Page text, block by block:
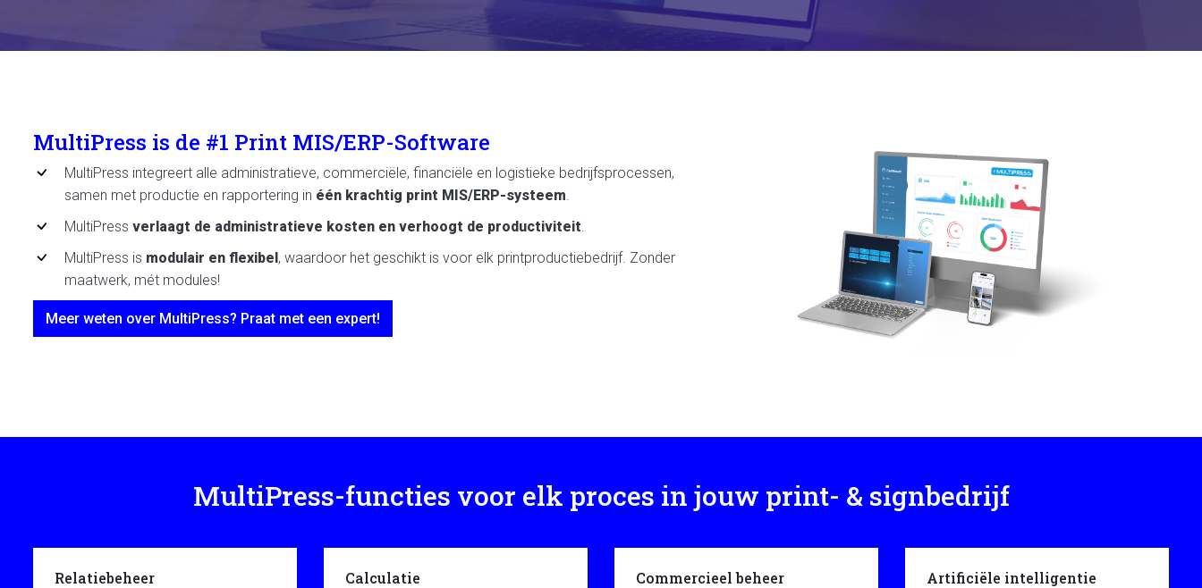
MultiPress is de #1 Print MIS/ERP-Software
MultiPress integreert alle administratieve, commerciële, financiële en logistieke bedrijfsprocessen,
samen met productie en rapportering in één krachtig print MIS/ERP-systeem.
MultiPress verlaagt de administratieve kosten en verhoogt de productiviteit.
MultiPress is modulair en flexibel, waardoor het geschikt is voor elk printproductiebedrijf. Zonder
maatwerk, mét modules!
Meer weten over MultiPress? Praat met een expert!
MultiPress-functies voor elk proces in jouw print- & signbedrijf
Relatiebeheer Calculatie Commercieel beheer Artificiële intelligentie